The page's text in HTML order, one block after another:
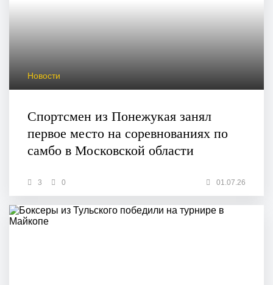
Новости
Спортсмен из Понежукая занял
первое место на соревнованиях по
самбо в Московской области
3 0 01.07.26